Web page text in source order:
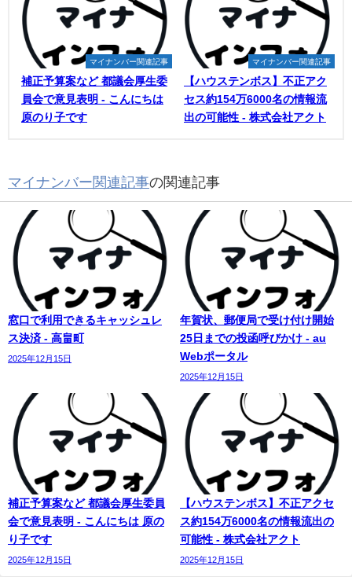
マイナンバー関連記事
補正予算案など 都議会厚生委
員会で意見表明 - こんにちは
原のり子です
マイナンバー関連記事
【ハウステンボス】不正アク
セス約154万6000名の情報流
出の可能性 - 株式会社アクト
マイナンバー関連記事の関連記事
窓口で利用できるキャッシュレ
ス決済 - 高畠町
2025年12月15日
年賀状、郵便局で受け付け開始
25日までの投函呼びかけ - au
Webポータル
2025年12月15日
補正予算案など 都議会厚生委員
会で意見表明 - こんにちは 原の
り子です
2025年12月15日
【ハウステンボス】不正アクセ
ス約154万6000名の情報流出の
可能性 - 株式会社アクト
2025年12月15日